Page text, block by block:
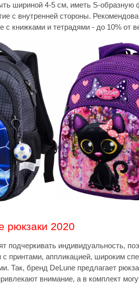
шириной 4-5 см, иметь S-образную
с внутренней стороны.
с книжками и тетрадями - до 10% от
рюкзаки 2020
подчеркивать индивидуальность,
с принтами, аппликацией, широким
Так, бренд DeLune предлагает
внимание, а в комплект